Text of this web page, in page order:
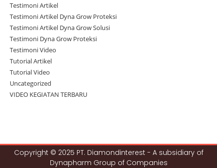
Testimoni Artikel
Testimoni Artikel Dyna Grow Proteksi
Testimoni Artikel Dyna Grow Solusi
Testimoni Dyna Grow Proteksi
Testimoni Video
Tutorial Artikel
Tutorial Video
Uncategorized
VIDEO KEGIATAN TERBARU
Copyright © 2025 PT. Diamondinterest - A subsidiary of
Dynapharm Group of Companies